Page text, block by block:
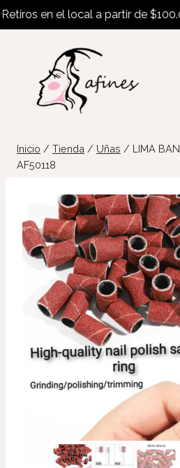
en el local a partir de
contenido
Inicio / Tienda / Uñas / LIMA
AF50118